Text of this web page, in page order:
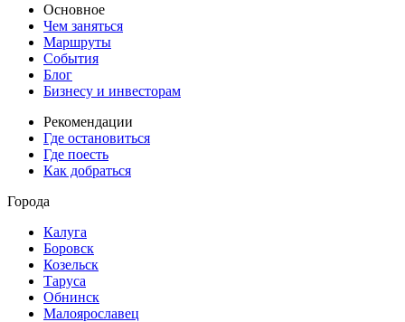
Основное
Чем заняться
Маршруты
События
Блог
Бизнесу и инвесторам
Рекомендации
Где остановиться
Где поесть
Как добраться
Города
Калуга
Боровск
Козельск
Таруса
Обнинск
Малоярославец